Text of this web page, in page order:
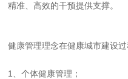
精准、高效的干预提供支撑。
健康管理理念在健康城市建设
1 、个体健康管理；